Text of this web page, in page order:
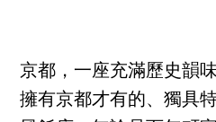
京都，一座充滿歷史韻
擁有京都才有的、獨具